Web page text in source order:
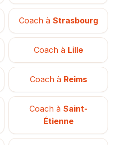
Coach à Strasbourg
Coach à Lille
Coach à Reims
Coach à Saint-
Étienne